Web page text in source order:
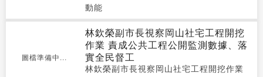
動能
圖檔準備中...
林欽榮副市長視察岡山社宅工程開挖
作業 責成公共工程公開監測數據、落
實全民督工
林欽榮副市長視察岡山社宅工程開挖作業